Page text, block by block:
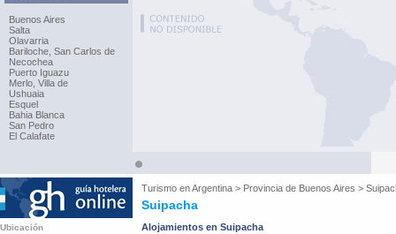
Buenos Aires
Salta
Olavarria
Bariloche, San Carlos de
Necochea
Puerto Iguazu
Merlo, Villa de
Ushuaia
Esquel
Bahia Blanca
San Pedro
El Calafate
Turismo enArgentina > Provincia de Buenos Aires >
Suipacha
Ubicación
Alojamientos en Suipacha